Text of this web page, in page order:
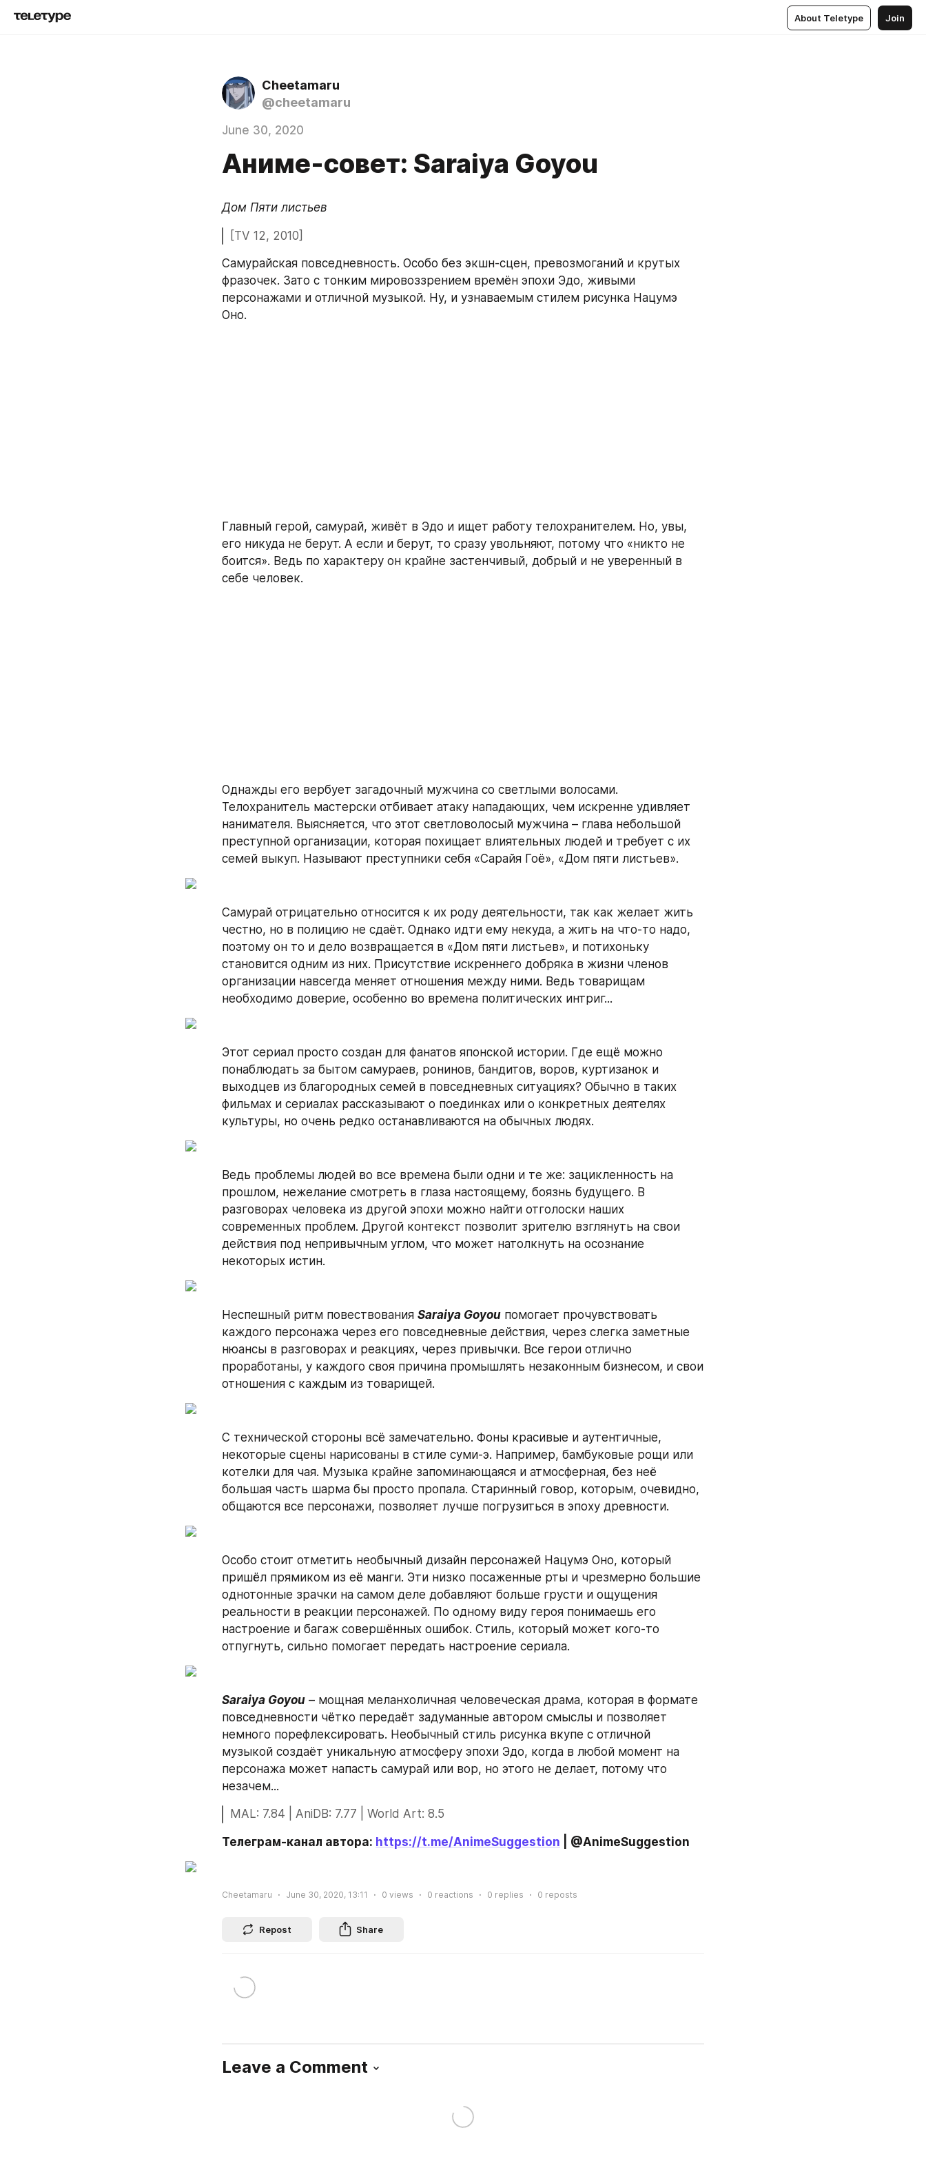
About Teletype Join
Cheetamaru
@cheetamaru
June 30, 2020
Аниме-совет: Saraiya Goyou
Дом Пяти листьев
[TV 12, 2010]
Самурайская повседневность. Особо без экшн-сцен, превозмоганий и крутых
фразочек. Зато с тонким мировоззрением времён эпохи Эдо, живыми
персонажами и отличной музыкой. Ну, и узнаваемым стилем рисунка Нацумэ
Оно.
Главный герой, самурай, живёт в Эдо и ищет работу телохранителем. Но, увы,
его никуда не берут. А если и берут, то сразу увольняют, потому что «никто не
боится». Ведь по характеру он крайне застенчивый, добрый и не уверенный в
себе человек.
Однажды его вербует загадочный мужчина со светлыми волосами.
Телохранитель мастерски отбивает атаку нападающих, чем искренне удивляет
нанимателя. Выясняется, что этот светловолосый мужчина – глава небольшой
преступной организации, которая похищает влиятельных людей и требует с их
семей выкуп. Называют преступники себя «Сарайя Гоё», «Дом пяти листьев».
Самурай отрицательно относится к их роду деятельности, так как желает жить
честно, но в полицию не сдаёт. Однако идти ему некуда, а жить на что-то надо,
поэтому он то и дело возвращается в «Дом пяти листьев», и потихоньку
становится одним из них. Присутствие искреннего добряка в жизни членов
организации навсегда меняет отношения между ними. Ведь товарищам
необходимо доверие, особенно во времена политических интриг...
Этот сериал просто создан для фанатов японской истории. Где ещё можно
понаблюдать за бытом самураев, ронинов, бандитов, воров, куртизанок и
выходцев из благородных семей в повседневных ситуациях? Обычно в таких
фильмах и сериалах рассказывают о поединках или о конкретных деятелях
культуры, но очень редко останавливаются на обычных людях.
Ведь проблемы людей во все времена были одни и те же: зацикленность на
прошлом, нежелание смотреть в глаза настоящему, боязнь будущего. В
разговорах человека из другой эпохи можно найти отголоски наших
современных проблем. Другой контекст позволит зрителю взглянуть на свои
действия под непривычным углом, что может натолкнуть на осознание
некоторых истин.
Неспешный ритм повествования Saraiya Goyou помогает прочувствовать
каждого персонажа через его повседневные действия, через слегка заметные
нюансы в разговорах и реакциях, через привычки. Все герои отлично
проработаны, у каждого своя причина промышлять незаконным бизнесом, и свои
отношения с каждым из товарищей.
С технической стороны всё замечательно. Фоны красивые и аутентичные,
некоторые сцены нарисованы в стиле суми-э. Например, бамбуковые рощи или
котелки для чая. Музыка крайне запоминающаяся и атмосферная, без неё
большая часть шарма бы просто пропала. Старинный говор, которым, очевидно,
общаются все персонажи, позволяет лучше погрузиться в эпоху древности.
Особо стоит отметить необычный дизайн персонажей Нацумэ Оно, который
пришёл прямиком из её манги. Эти низко посаженные рты и чрезмерно большие
однотонные зрачки на самом деле добавляют больше грусти и ощущения
реальности в реакции персонажей. По одному виду героя понимаешь его
настроение и багаж совершённых ошибок. Стиль, который может кого-то
отпугнуть, сильно помогает передать настроение сериала.
Saraiya Goyou – мощная меланхоличная человеческая драма, которая в формате
повседневности чётко передаёт задуманные автором смыслы и позволяет
немного порефлексировать. Необычный стиль рисунка вкупе с отличной
музыкой создаёт уникальную атмосферу эпохи Эдо, когда в любой момент на
персонажа может напасть самурай или вор, но этого не делает, потому что
незачем...
MAL: 7.84 | AniDB: 7.77 | World Art: 8.5
Телеграм-канал автора: https://t.me/AnimeSuggestion | @AnimeSuggestion
Cheetamaru June 30, 2020, 13:11 0 views 0 reactions 0 replies 0 reposts
Repost Share
Leave a Comment